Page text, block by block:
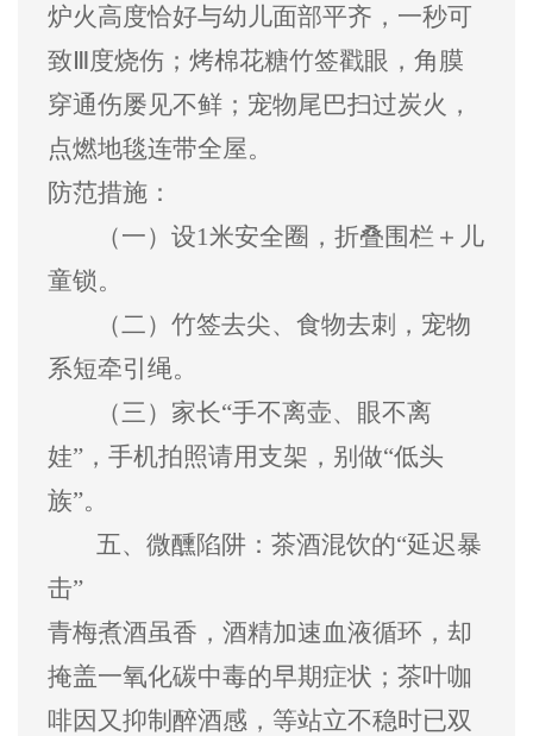
炉火高度恰好与幼儿面部平齐，一秒可
致Ⅲ度烧伤；烤棉花糖竹签戳眼，角膜
穿通伤屡见不鲜；宠物尾巴扫过炭火，
点燃地毯连带全屋。
防范措施：
（一） 设1米安全圈，折叠围栏＋儿
童锁。
（二） 竹签去尖、食物去刺，宠物
系短牵引绳。
（三） 家长“手不离壶、眼不离
娃” ，手机拍照请用支架，别做“低头
族”。
五、 微醺陷阱 ：茶酒混饮的“延迟暴
击”
青梅煮酒虽香，酒精加速血液循环，却
掩盖一氧化碳中毒的早期症状；茶叶咖
啡因又抑制醉酒感，等站立不稳时已双